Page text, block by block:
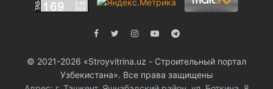
© 2021-2026 «Stroyvitrina.uz - Строительный портал
Узбекистана». Все права защищены